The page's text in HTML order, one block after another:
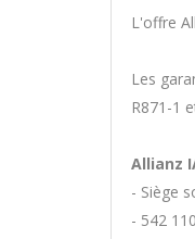
L'offre
Les
R871-1
Allianz
- Siège
- 542